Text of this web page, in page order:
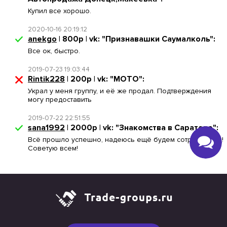
Купил все хорошо.
2020-10-16 20:19:12
anekgo | 800р | vk: "Признавашки Саумалколь":
Все ок, быстро.
2019-07-23 19:03:44
Rintik228 | 200р | vk: "МОТО":
Украл у меня группу, и её же продал. Подтверждения
могу предоставить
2019-07-22 22:51:55
sana1992 | 2000р | vk: "Знакомства в Саратове":
Всё прошло успешно, надеюсь ещё будем сотрудничать!
Советую всем!